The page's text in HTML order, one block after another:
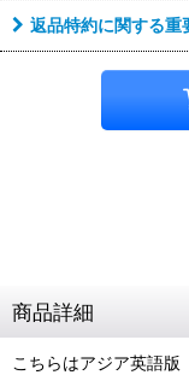
返品特約に関する重
商品詳細
こちらはアジア英語版